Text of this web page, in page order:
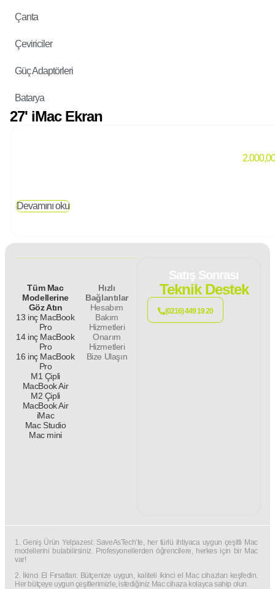
Çanta
Çeviriciler
Güç Adaptörleri
Batarya
27' iMac Ekran
2.000,00
Devamını oku
Tüm Mac
Modellerine
Göz Atın
13 inç MacBook
Pro
14 inç MacBook
Pro
16 inç MacBook
Pro
M1 Çipli
MacBook Air
M2 Çipli
MacBook Air
iMac
Mac Studio
Mac mini
Hızlı
Bağlantılar
Hesabım
Bakım
Hizmetleri
Onarım
Hizmetleri
Bize Ulaşın
Satış Sonrası
Teknik Destek
(0216) 449 19 20
1. Geniş Ürün Yelpazesi: SaveAsTech’te, her türlü ihtiyaca uygun çeşitli Mac
modellerini bulabilirsiniz. Profesyonellerden öğrencilere, herkes için bir Mac
var!
2. İkinci El Fırsatları: Bütçenize uygun, kaliteli ikinci el Mac cihazları keşfedin.
Her bütçeye uygun çeşitlerimizle, istediğiniz Mac cihaza kolayca sahip olun.